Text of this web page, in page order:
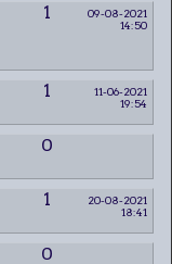
1
09-08-2021
14:50
1
11-06-2021
19:54
0
1
20-08-2021
18:41
0